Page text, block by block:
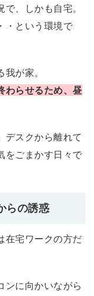
、しかも自宅。
・という環境で
が家。
わらせるため、昼
デスクから離れて
をごまかす日々で
らの誘惑
在宅ワークの方だ
ンに向かいながら